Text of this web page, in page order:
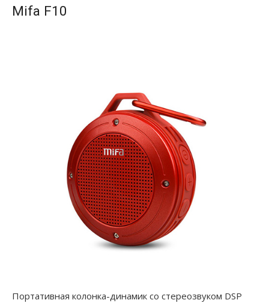
Mifa F10
Портативная колонка-динамик со стереозвуком DSP